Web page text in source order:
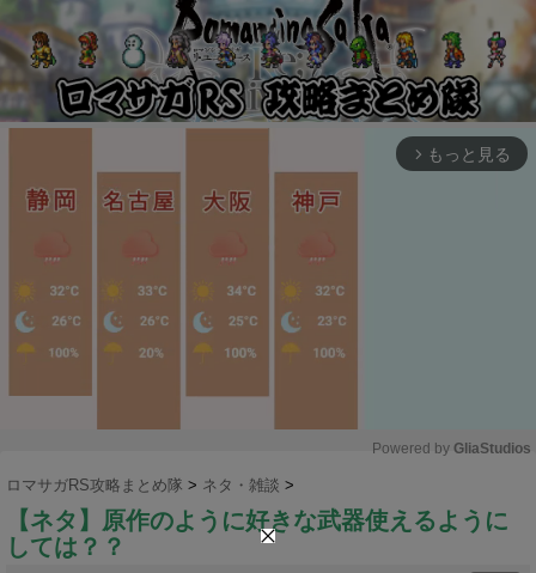
arrow_forward_ios もっと見る
u
Powered by GliaStudios
ロマサガRS攻略まとめ隊 > ネタ・雑談 >
【ネタ】原作のように好きな武器使えるように
しては？？